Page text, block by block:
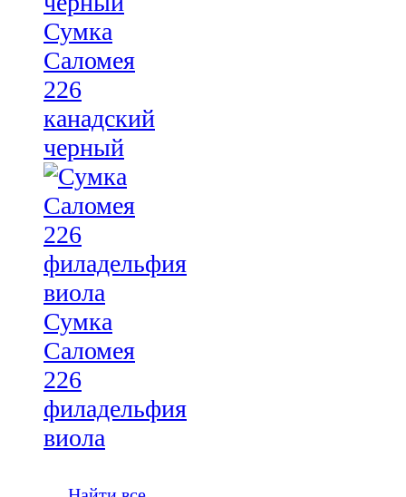
Сумка
Саломея
226
канадский
черный
Сумка
Саломея
226
филадельфия
виола